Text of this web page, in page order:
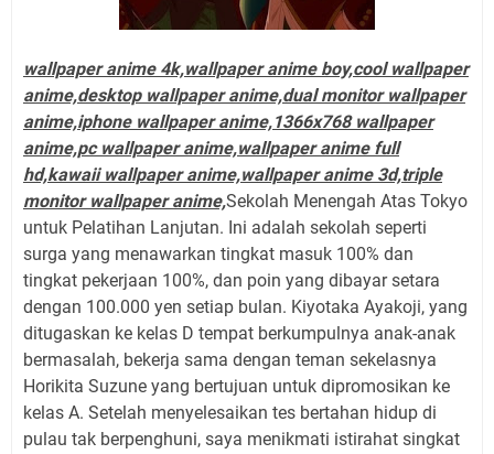
wallpaper anime 4k,wallpaper anime boy,cool wallpaper
anime,desktop wallpaper anime,dual monitor wallpaper
anime,iphone wallpaper anime,1366x768 wallpaper
anime,pc wallpaper anime,wallpaper anime full
hd,kawaii wallpaper anime,wallpaper anime 3d,triple
monitor wallpaper anime,Sekolah Menengah Atas Tokyo
untuk Pelatihan Lanjutan. Ini adalah sekolah seperti
surga yang menawarkan tingkat masuk 100% dan
tingkat pekerjaan 100%, dan poin yang dibayar setara
dengan 100.000 yen setiap bulan. Kiyotaka Ayakoji, yang
ditugaskan ke kelas D tempat berkumpulnya anak-anak
bermasalah, bekerja sama dengan teman sekelasnya
Horikita Suzune yang bertujuan untuk dipromosikan ke
kelas A. Setelah menyelesaikan tes bertahan hidup di
pulau tak berpenghuni, saya menikmati istirahat singkat